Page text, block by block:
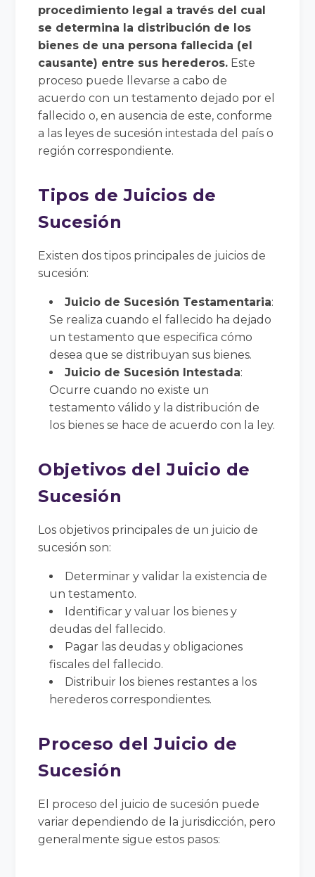
procedimiento legal a través del cual
se determina la distribución de los
bienes de una persona fallecida (el
causante) entre sus herederos. Este
proceso puede llevarse a cabo de
acuerdo con un testamento dejado por el
fallecido o, en ausencia de este, conforme
a las leyes de sucesión intestada del país o
región correspondiente.
Tipos de Juicios de
Sucesión
Existen dos tipos principales de juicios de
sucesión:
Juicio de Sucesión Testamentaria:
Se realiza cuando el fallecido ha dejado
un testamento que especifica cómo
desea que se distribuyan sus bienes.
Juicio de Sucesión Intestada:
Ocurre cuando no existe un
testamento válido y la distribución de
los bienes se hace de acuerdo con la ley.
Objetivos del Juicio de
Sucesión
Los objetivos principales de un juicio de
sucesión son:
Determinar y validar la existencia de
un testamento.
Identificar y valuar los bienes y
deudas del fallecido.
Pagar las deudas y obligaciones
fiscales del fallecido.
Distribuir los bienes restantes a los
herederos correspondientes.
Proceso del Juicio de
Sucesión
El proceso del juicio de sucesión puede
variar dependiendo de la jurisdicción, pero
generalmente sigue estos pasos: